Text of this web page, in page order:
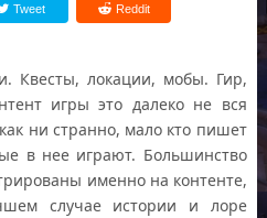
Tweet Reddit
локации, мобы. Гир,
игры это далеко не вся
ни странно, мало кто пишет
в нее играют. Большинство
именно на контенте,
случае истории и лоре